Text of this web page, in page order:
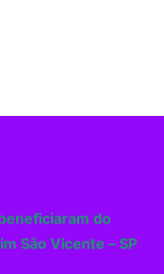
do
São Vicente – SP